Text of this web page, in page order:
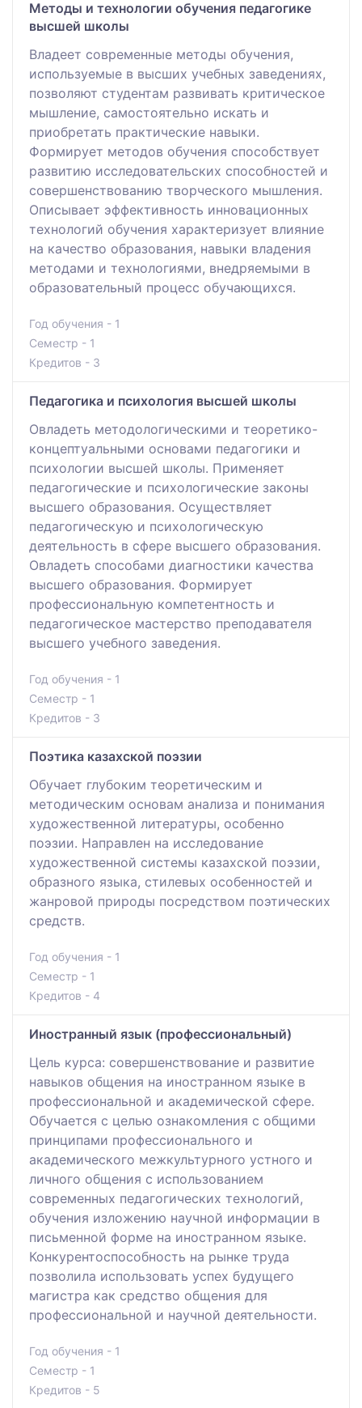
Методы и технологии обучения педагогике
высшей школы
Владеет современные методы обучения,
используемые в высших учебных заведениях,
позволяют студентам развивать критическое
мышление, самостоятельно искать и
приобретать практические навыки.
Формирует методов обучения способствует
развитию исследовательских способностей и
совершенствованию творческого мышления.
Описывает эффективность инновационных
технологий обучения характеризует влияние
на качество образования, навыки владения
методами и технологиями, внедряемыми в
образовательный процесс обучающихся.
Год обучения - 1
Семестр - 1
Кредитов - 3
Педагогика и психология высшей школы
Овладеть методологическими и теоретико-
концептуальными основами педагогики и
психологии высшей школы. Применяет
педагогические и психологические законы
высшего образования. Осуществляет
педагогическую и психологическую
деятельность в сфере высшего образования.
Овладеть способами диагностики качества
высшего образования. Формирует
профессиональную компетентность и
педагогическое мастерство преподавателя
высшего учебного заведения.
Год обучения - 1
Семестр - 1
Кредитов - 3
Поэтика казахской поэзии
Обучает глубоким теоретическим и
методическим основам анализа и понимания
художественной литературы, особенно
поэзии. Направлен на исследование
художественной системы казахской поэзии,
образного языка, стилевых особенностей и
жанровой природы посредством поэтических
средств.
Год обучения - 1
Семестр - 1
Кредитов - 4
Иностранный язык (профессиональный)
Цель курса: совершенствование и развитие
навыков общения на иностранном языке в
профессиональной и академической сфере.
Обучается с целью ознакомления с общими
принципами профессионального и
академического межкультурного устного и
личного общения с использованием
современных педагогических технологий,
обучения изложению научной информации в
письменной форме на иностранном языке.
Конкурентоспособность на рынке труда
позволила использовать успех будущего
магистра как средство общения для
профессиональной и научной деятельности.
Год обучения - 1
Семестр - 1
Кредитов - 5